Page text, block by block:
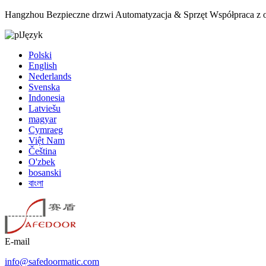
Hangzhou Bezpieczne drzwi Automatyzacja & Sprzęt Współpraca z
Język
Polski
English
Nederlands
Svenska
Indonesia
Latviešu
magyar
Cymraeg
Việt Nam
Čeština
O'zbek
bosanski
বাংলা
E-mail
info@safedoormatic.com